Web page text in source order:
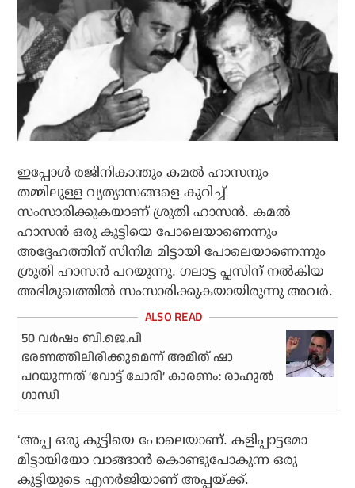
ഇപ്പോൾ രജിനികാന്തും കമൽ ഹാസനും
തമ്മിലുള്ള വ്യത്യാസങ്ങളെ കുറിച്ച്
സംസാരിക്കുകയാണ് ശ്രുതി ഹാസൻ. കമൽ
ഹാസൻ ഒരു കുട്ടിയെ പോലെയാണെന്നും
അദ്ദേഹത്തിന് സിനിമ മിട്ടായി പോലെയാണെന്നും
ശ്രുതി ഹാസൻ പറയുന്നു. ഗലാട്ട പ്ലസിന് നൽകിയ
അഭിമുഖത്തിൽ സംസാരിക്കുകയായിരുന്നു അവർ.
50 വര്‍ഷം ബി.ജെ.പി
ഭരണത്തിലിരിക്കുമെന്ന് അമിത് ഷാ
പറയുന്നത് ‘വോട്ട് ചോരി’ കാരണം: രാഹുല്‍
ഗാന്ധി
‘അപ്പ ഒരു കുട്ടിയെ പോലെയാണ്. കളിപ്പാട്ടമോ
മിട്ടായിയോ വാങ്ങാൻ കൊണ്ടുപോകുന്ന ഒരു
കുട്ടിയുടെ എനർജിയാണ് അപ്പയ്ക്ക്.